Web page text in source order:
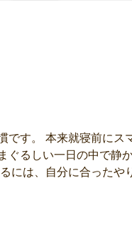
です。 本来就寝前にス
ぐるしい一日の中で静
には、自分に合ったや